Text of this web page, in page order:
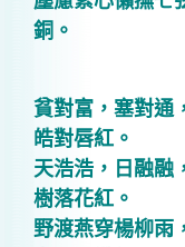
銅。
貧對富，塞對通
皓對唇紅。
天浩浩，日融融
樹落花紅。
野渡燕穿楊柳雨